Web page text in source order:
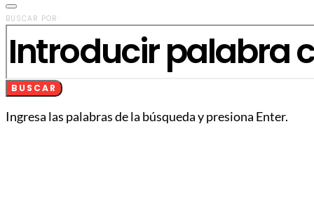
BUSCAR POR:
BUSCAR
Ingresa las palabras de la búsqueda y presiona Enter.